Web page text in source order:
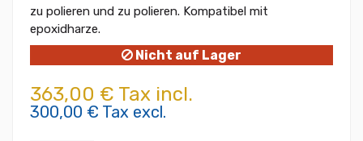
zu polieren und zu polieren. Kompatibel mit
epoxidharze.
Nicht auf Lager
363,00 € Tax incl.
300,00 € Tax excl.